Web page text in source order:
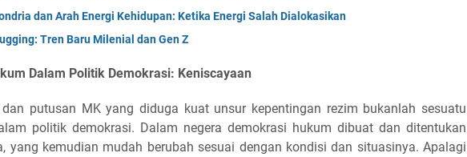
dan Arah Energi Kehidupan: Ketika Energi Salah Dialokasikan
Tren Baru Milenial dan Gen Z
Dalam Politik Demokrasi: Keniscayaan
putusan MK yang diduga kuat unsur kepentingan rezim bukanlah sesuatu
politik demokrasi. Dalam negera demokrasi hukum dibuat dan ditentukan
yang kemudian mudah berubah sesuai dengan kondisi dan situasinya. Apalagi